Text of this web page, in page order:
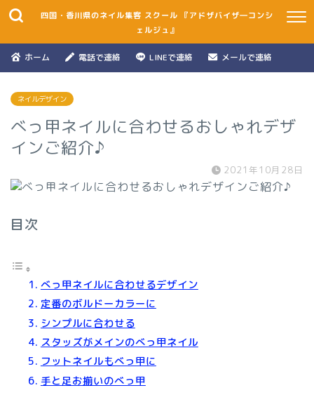
四国・香川県のネイル集客 スクール 『アドザバイザ―コンシ
ェルジュ』
ホーム 電話で連絡 LINEで連絡 メールで連絡
ネイルデザイン
べっ甲ネイルに合わせるおしゃれデザ
インご紹介♪
2021年10月28日
目次
べっ甲ネイルに合わせるデザイン
定番のボルドーカラーに
シンプルに合わせる
スタッズがメインのべっ甲ネイル
フットネイルもべっ甲に
手と足お揃いのべっ甲